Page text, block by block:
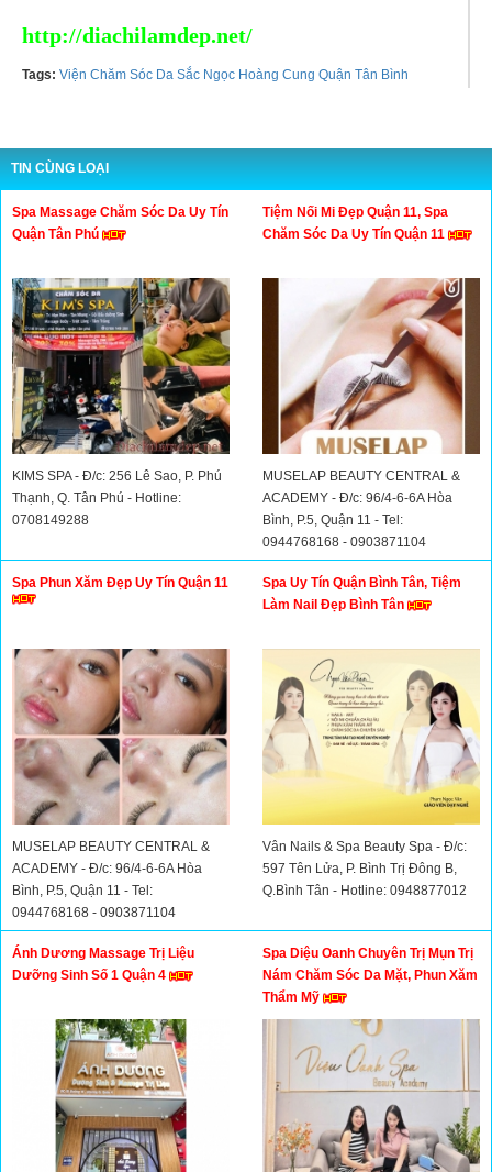
http://diachilamdep.net/
Tags: Viện Chăm Sóc Da Sắc Ngọc Hoàng Cung Quận Tân Bình
TIN CÙNG LOẠI
Spa Massage Chăm Sóc Da Uy Tín
Quận Tân Phú
KIMS SPA - Đ/c: 256 Lê Sao, P. Phú
Thạnh, Q. Tân Phú - Hotline:
0708149288
Tiệm Nối Mi Đẹp Quận 11, Spa
Chăm Sóc Da Uy Tín Quận 11
MUSELAP BEAUTY CENTRAL &
ACADEMY - Đ/c: 96/4-6-6A Hòa
Bình, P.5, Quận 11 - Tel:
0944768168 - 0903871104
Spa Phun Xăm Đẹp Uy Tín Quận 11
MUSELAP BEAUTY CENTRAL &
ACADEMY - Đ/c: 96/4-6-6A Hòa
Bình, P.5, Quận 11 - Tel:
0944768168 - 0903871104
Spa Uy Tín Quận Bình Tân, Tiệm
Làm Nail Đẹp Bình Tân
Vân Nails & Spa Beauty Spa - Đ/c:
597 Tên Lửa, P. Bình Trị Đông B,
Q.Bình Tân - Hotline: 0948877012
Ánh Dương Massage Trị Liệu
Dưỡng Sinh Số 1 Quận 4
Spa Diệu Oanh Chuyên Trị Mụn Trị
Nám Chăm Sóc Da Mặt, Phun Xăm
Thẩm Mỹ